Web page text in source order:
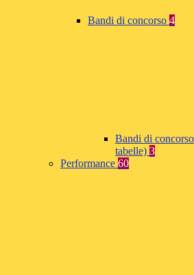
Bandi di concorso 4
Bandi di
tabelle) 3
Performance 60